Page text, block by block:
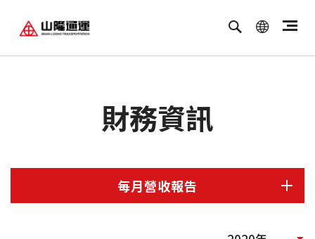
財務資訊
每月營收報告